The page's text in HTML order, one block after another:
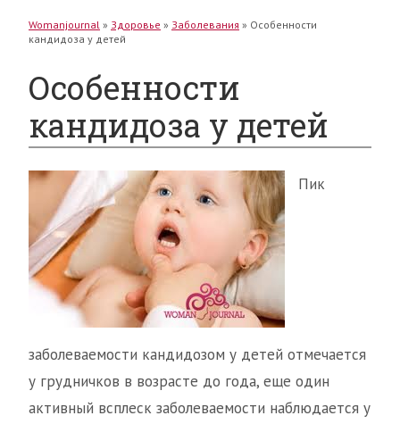
Womanjournal » Здоровье » Заболевания » Особенности
кандидоза у детей
Особенности
кандидоза у детей
Пик
заболеваемости кандидозом у детей отмечается
у грудничков в возрасте до года, еще один
активный всплеск заболеваемости наблюдается у